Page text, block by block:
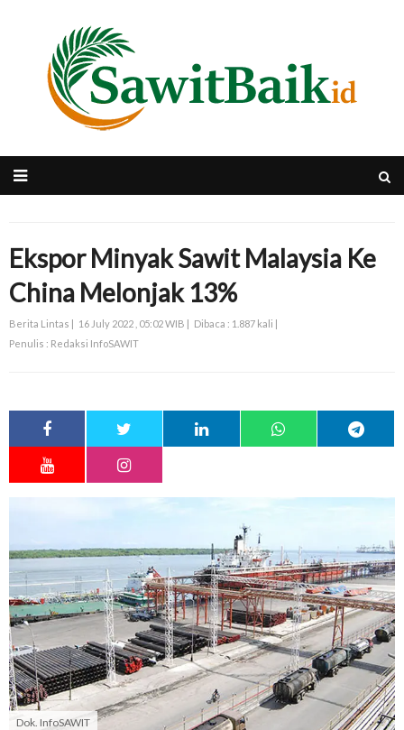
Ekspor Minyak Sawit Malaysia Ke
China Melonjak 13%
Berita Lintas | 16 July 2022 , 05:02 WIB | Dibaca : 1.887 kali |
Penulis : Redaksi InfoSAWIT
Dok. InfoSAWIT